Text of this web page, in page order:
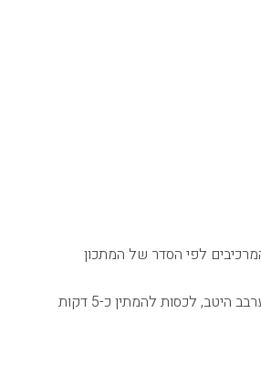
לפי הסדר של המתכון
לכסות להמתין כ-5 דקות